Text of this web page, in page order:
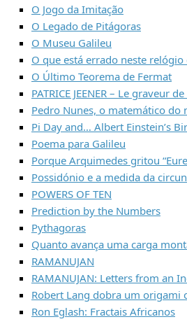
O Jogo da Imitação
O Legado de Pitágoras
O Museu Galileu
O que está errado neste relógio
O Último Teorema de Fermat
PATRICE JEENER – Le graveur
Pedro Nunes, o matemático do
Pi Day and… Albert Einstein’s
Poema para Galileu
Porque Arquimedes gritou
Possidónio e a medida da
POWERS OF TEN
Prediction by the Numbers
Pythagoras
Quanto avança uma carga
RAMANUJAN
RAMANUJAN: Letters from an
Robert Lang dobra um origami
Ron Eglash: Fractais Africanos